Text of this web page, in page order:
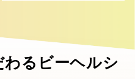
るビーヘルシ